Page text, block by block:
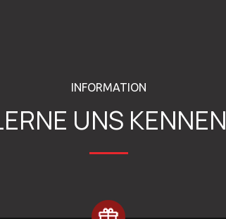
INFORMATION
UNS KENNEN